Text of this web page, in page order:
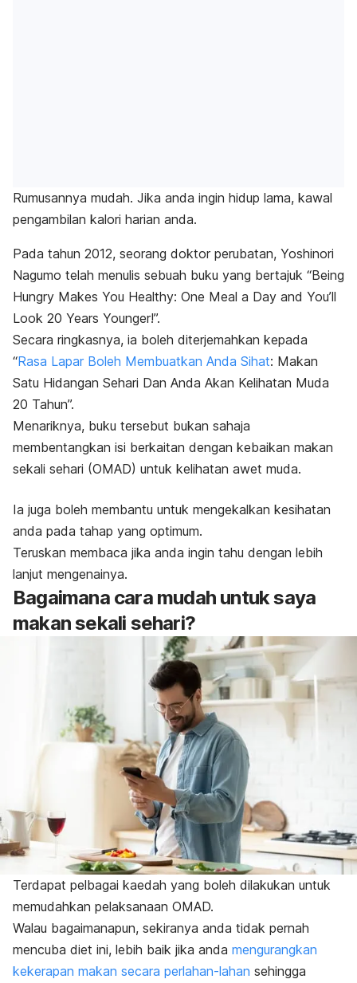
Rumusannya mudah. Jika anda ingin hidup lama, kawal
pengambilan kalori harian anda.
Pada tahun 2012, seorang doktor perubatan, Yoshinori
Nagumo telah menulis sebuah buku yang bertajuk “Being
Hungry Makes You Healthy: One Meal a Day and You’ll
Look 20 Years Younger!”.
Secara ringkasnya, ia boleh diterjemahkan kepada
“Rasa Lapar Boleh Membuatkan Anda Sihat: Makan
Satu Hidangan Sehari Dan Anda Akan Kelihatan Muda
20 Tahun”.
Menariknya, buku tersebut bukan sahaja
membentangkan isi berkaitan dengan kebaikan makan
sekali sehari (OMAD) untuk kelihatan awet muda.
Ia juga boleh membantu untuk mengekalkan kesihatan
anda pada tahap yang optimum.
Teruskan membaca jika anda ingin tahu dengan lebih
lanjut mengenainya.
Bagaimana cara mudah untuk saya
makan sekali sehari?
Terdapat pelbagai kaedah yang boleh dilakukan untuk
memudahkan pelaksanaan OMAD.
Walau bagaimanapun, sekiranya anda tidak pernah
mencuba diet ini, lebih baik jika anda mengurangkan
kekerapan makan secara perlahan-lahan sehingga